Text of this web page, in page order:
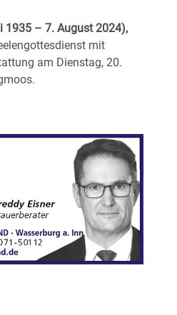
1935 – 7. August 2024),
mit
am Dienstag, 20.